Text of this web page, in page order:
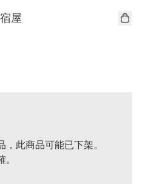
屋
此商品可能已下架。